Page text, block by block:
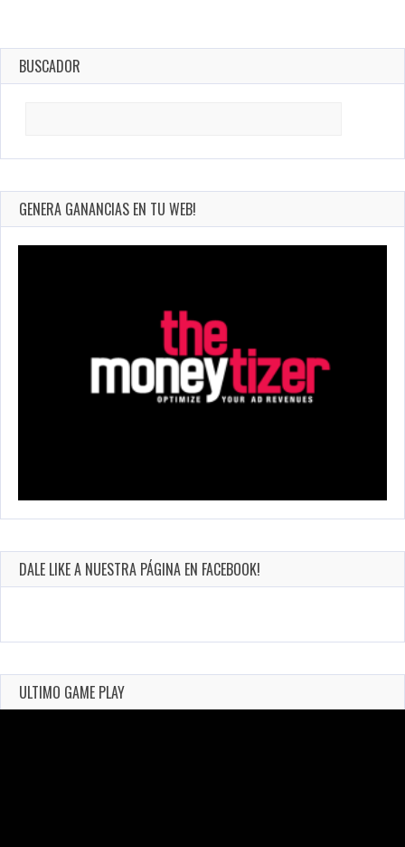
BUSCADOR
GENERA GANANCIAS EN TU WEB!
DALE LIKE A NUESTRA PÁGINA EN FACEBOOK!
ULTIMO GAME PLAY